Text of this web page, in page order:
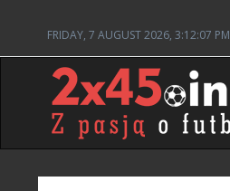
FRIDAY, 7 AUGUST 2026, 3:12:07 PM